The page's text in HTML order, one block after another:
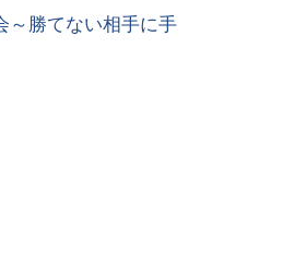
～勝てない相手に手